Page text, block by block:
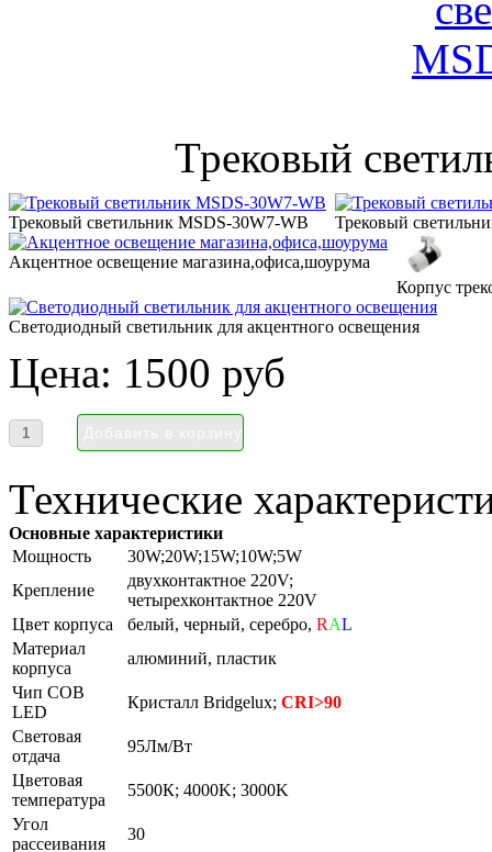
Трековый
Трековый светильник MSDS-30W7-WB Трековый
Акцентное освещение магазина,офиса,шоурума
Корпус
Светодиодный светильник для акцентного освещения
Цена: 1500 руб
Технические
Основные характеристики
Мощность
30W;20W;15W;10W;5W
Крепление
двухконтактное 220V;
четырехконтактное 220V
Цвет корпуса
белый, черный, серебро, RAL
Материал
корпуса
алюминий, пластик
Чип COB
LED
Кристалл Bridgelux; CRI>90
Световая
отдача
95Лм/Вт
Цветовая
температура
5500К; 4000K; 3000K
Угол
рассеивания
30